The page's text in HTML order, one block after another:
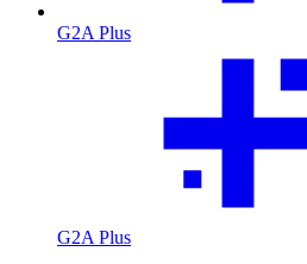
G2A Plus
G2A Plus